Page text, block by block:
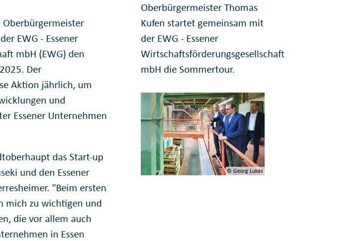
EWG - Essener
mbH (EWG) den
Der
Aktion jährlich, um
und
Essener Unternehmen
das Start-up
und den Essener
"Beim ersten
mich zu wichtigen und
die vor allem auch
in Essen
Oberbürgermeister Thomas
Kufen startet gemeinsam mit
der EWG - Essener
Wirtschaftsförderungsgesellschaft
mbH die Sommertour.
© Georg Lukas